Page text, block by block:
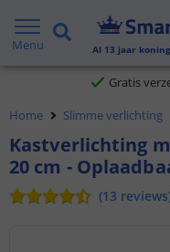
Menu Al 13 jaar
Gratis
Voor 23:45
Home Slimme verlichting
Kastverlichting
20 cm -
(13 reviews